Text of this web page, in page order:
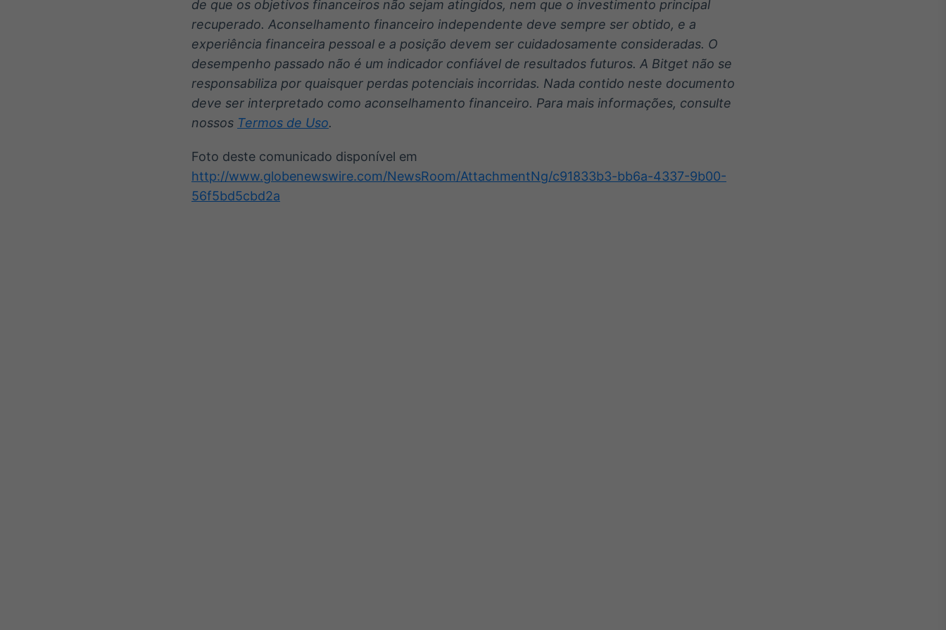
de que os objetivos financeiros não sejam atingidos, nem que o investimento principal
recuperado. Aconselhamento financeiro independente deve sempre ser obtido, e a
experiência financeira pessoal e a posição devem ser cuidadosamente consideradas. O
desempenho passado não é um indicador confiável de resultados futuros. A Bitget não se
responsabiliza por quaisquer perdas potenciais incorridas. Nada contido neste documento
deve ser interpretado como aconselhamento financeiro. Para mais informações, consulte
nossos Termos de Uso.
Foto deste comunicado disponível em
http://www.globenewswire.com/NewsRoom/AttachmentNg/c91833b3-bb6a-4337-9b00-
56f5bd5cbd2a